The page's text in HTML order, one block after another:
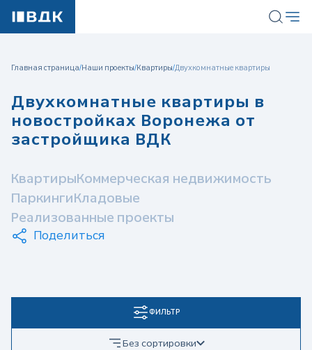
Главная страница/Наши проекты/Квартиры/Двухкомнатные квартиры
Двухкомнатные квартиры в
новостройках Воронежа от
застройщика ВДК
КвартирыКоммерческая недвижимость
ПаркингиКладовые
Реализованные проекты
Поделиться
ФИЛЬТР
Без сортировки